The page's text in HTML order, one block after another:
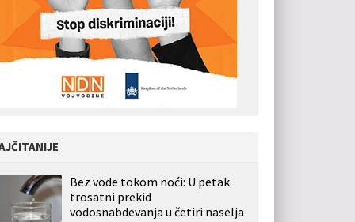
Bez vode tokom noći: U petak
trosatni prekid
vodosnabdevanja u četiri naselja